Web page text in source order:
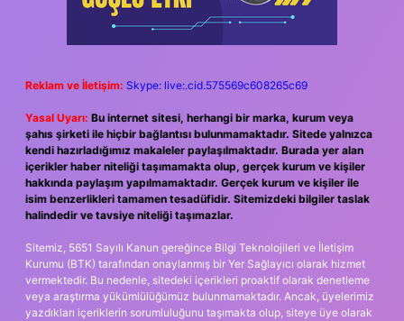
Reklam ve İletişim: Skype: live:.cid.575569c608265c69
Yasal Uyarı: Bu internet sitesi, herhangi bir marka, kurum veya
şahıs şirketi ile hiçbir bağlantısı bulunmamaktadır. Sitede yalnızca
kendi hazırladığımız makaleler paylaşılmaktadır. Burada yer alan
içerikler haber niteliği taşımamakta olup, gerçek kurum ve kişiler
hakkında paylaşım yapılmamaktadır. Gerçek kurum ve kişiler ile
isim benzerlikleri tamamen tesadüfidir. Sitemizdeki bilgiler taslak
halindedir ve tavsiye niteliği taşımazlar.
Sitemiz, 5651 Sayılı Kanun gereğince Bilgi Teknolojileri ve İletişim
Kurumu (BTK) tarafından onaylanmış bir Yer Sağlayıcı olarak hizmet
vermektedir. Bu nedenle, sitedeki içerikleri proaktif olarak denetleme
veya araştırma yükümlülüğümüz bulunmamaktadır. Ancak, üyelerimiz
yazdıkları içeriklerin sorumluluğunu taşımakta olup, siteye üye olarak